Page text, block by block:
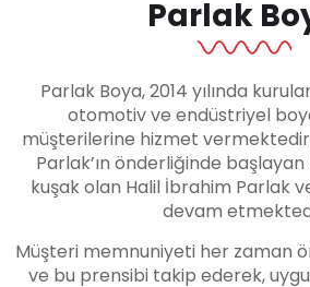
Parlak
Parlak Boya, 2014 yılında
otomotiv ve endüstriyel
müşterilerine hizmet
Parlak’ın önderliğinde
kuşak olan Halil İbrahim Parlak
devam
Müşteri memnuniyeti her zaman
ve bu prensibi takip ederek,